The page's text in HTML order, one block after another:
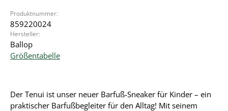
Produktnummer:
859220024
Hersteller:
Ballop
Größentabelle
Der Tenui ist unser neuer Barfuß-Sneaker für Kinder – ein
praktischer Barfußbegleiter für den Alltag! Mit seinem